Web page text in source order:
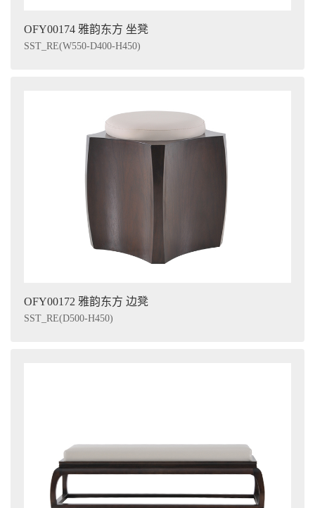
OFY00174 雅韵东方 坐凳
SST_RE(W550-D400-H450)
OFY00172 雅韵东方 边凳
SST_RE(D500-H450)